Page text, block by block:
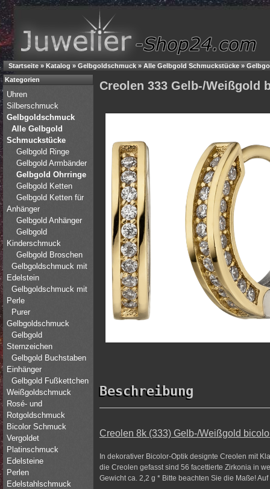
Startseite » Katalog » Gelbgoldschmuck » Alle Gelbgold Schmuckstücke »
Creolen 333 Gelb-/Weißgold
Beschreibung
Creolen 8k (333) Gelb-/Weißgold
In dekorativer Bicolor-Optik designte Creolen mit
die Creolen gefasst sind 56 facettierte Zirkonia in
Gewicht ca. 2,2 g * Bitte beachten Sie die Maße!
Kategorien
Uhren
Silberschmuck
Gelbgoldschmuck
Alle Gelbgold
Schmuckstücke
Gelbgold Ringe
Gelbgold Armbänder
Gelbgold Ohrringe
Gelbgold Ketten
Gelbgold Ketten für
Anhänger
Gelbgold Anhänger
Gelbgold
Kinderschmuck
Gelbgold Broschen
Gelbgoldschmuck mit
Edelstein
Gelbgoldschmuck mit
Perle
Purer
Gelbgoldschmuck
Gelbgold
Sternzeichen
Gelbgold Buchstaben
Einhänger
Gelbgold Fußkettchen
Weißgoldschmuck
Rosé- und
Rotgoldschmuck
Bicolor Schmuck
Vergoldet
Platinschmuck
Edelsteine
Perlen
Edelstahlschmuck